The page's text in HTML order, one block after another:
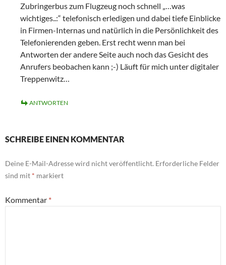
Zubringerbus zum Flugzeug noch schnell „…was
wichtiges..:“ telefonisch erledigen und dabei tiefe Einblicke
in Firmen-Internas und natürlich in die Persönlichkeit des
Telefonierenden geben. Erst recht wenn man bei
Antworten der andere Seite auch noch das Gesicht des
Anrufers beobachen kann ;-) Läuft für mich unter digitaler
Treppenwitz…
ANTWORTEN
SCHREIBE EINEN KOMMENTAR
Deine E-Mail-Adresse wird nicht veröffentlicht. Erforderliche Felder
sind mit * markiert
Kommentar *